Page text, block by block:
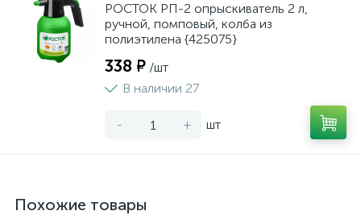
РОСТОК РП-2 опрыскиватель 2 л,
ручной, помповый, колба из
полиэтилена {425075}
338 ₽ /шт
В наличии 27
- + шт
Похожие товары